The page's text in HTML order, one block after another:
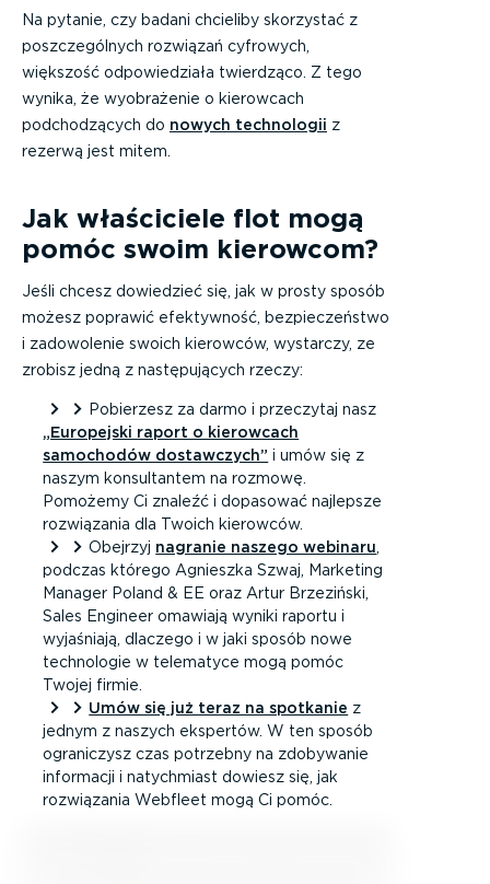
Na pytanie, czy badani chcieliby skorzystać z
poszczególnych rozwiązań cyfrowych,
większość odpowiedziała twierdząco. Z tego
wynika, że wyobrażenie o kierowcach
podchodzących do nowych technologii z
rezerwą jest mitem.
Jak właściciele flot mogą
pomóc swoim kierowcom?
Jeśli chcesz dowiedzieć się, jak w prosty sposób
możesz poprawić efektywność, bezpieczeństwo
i zadowolenie swoich kierowców, wystarczy, ze
zrobisz jedną z następujących rzeczy:
Pobierzesz za darmo i przeczytaj nasz
„Europejski raport o kierowcach
samochodów dostawczych” i umów się z
naszym konsultantem na rozmowę.
Pomożemy Ci znaleźć i dopasować najlepsze
rozwiązania dla Twoich kierowców.
Obejrzyj nagranie naszego webinaru
podczas którego Agnieszka Szwaj, Marketing
Manager Poland & EE oraz Artur Brzeziński,
Sales Engineer omawiają wyniki raportu i
wyjaśniają, dlaczego i w jaki sposób nowe
technologie w telematyce mogą pomóc
Twojej firmie.
Umów się już teraz na spotkanie z
jednym z naszych ekspertów. W ten sposób
ograniczysz czas potrzebny na zdobywanie
informacji i natychmiast dowiesz się, jak
rozwiązania Webfleet mogą Ci pomóc.